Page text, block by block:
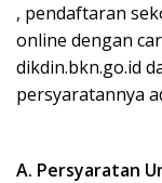
, pendaftaran
online dengan
dikdin.bkn.go.id
persyaratannya
A. Persyaratan